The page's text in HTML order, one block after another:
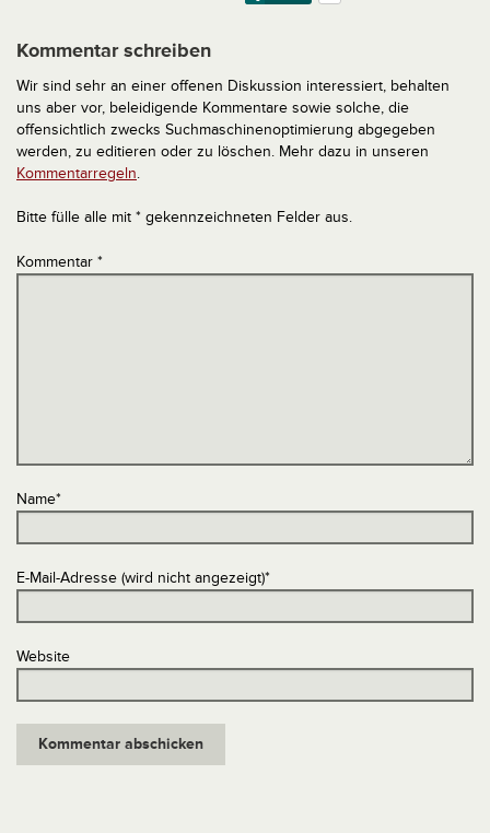
Kommentar schreiben
Wir sind sehr an einer offenen Diskussion interessiert, behalten
uns aber vor, beleidigende Kommentare sowie solche, die
offensichtlich zwecks Suchmaschinenoptimierung abgegeben
werden, zu editieren oder zu löschen. Mehr dazu in unseren
Kommentarregeln.
Bitte fülle alle mit * gekennzeichneten Felder aus.
Kommentar *
Name*
E-Mail-Adresse (wird nicht angezeigt)*
Website